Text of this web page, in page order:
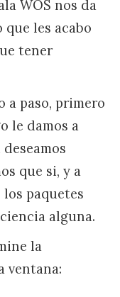
WOS nos da
les acabo
tener
a paso, primero
le damos a
que si, y a
paquetes
alguna.
la
ventana: